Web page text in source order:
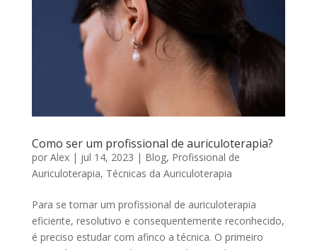
Como ser um profissional de auriculoterapia?
por Alex| jul 14, 2023 | Blog, Profissional de
Auriculoterapia, Técnicas da Auriculoterapia
Para se tornar um profissional de auriculoterapia
eficiente, resolutivo e consequentemente reconhecido,
é preciso estudar com afinco a técnica. O primeiro